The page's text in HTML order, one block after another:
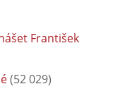
František
(52 029)